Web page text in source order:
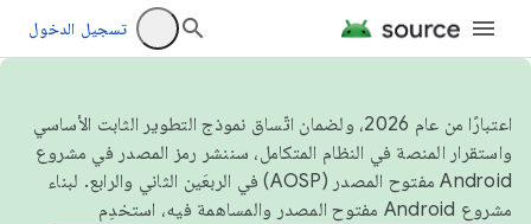
تسجيل الدخول
اعتبارًا من عام 2026، ولضمان اتّساق نموذج التطوير الثابت الأساسي
واستقرار المنصة في النظام المتكامل، سننشر رمز المصدر في مشروع
Android مفتوح المصدر (AOSP) في الربعَين الثاني والرابع. لبناء
مشروع Android مفتوح المصدر والمساهمة فيه، استخدِم